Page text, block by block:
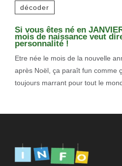
décoder
Si vous êtes né en
mois de naissance veut
personnalité !
Etre née le mois de la nouvelle
après Noël, ça paraît fun comme
toujours marrant pour tout le